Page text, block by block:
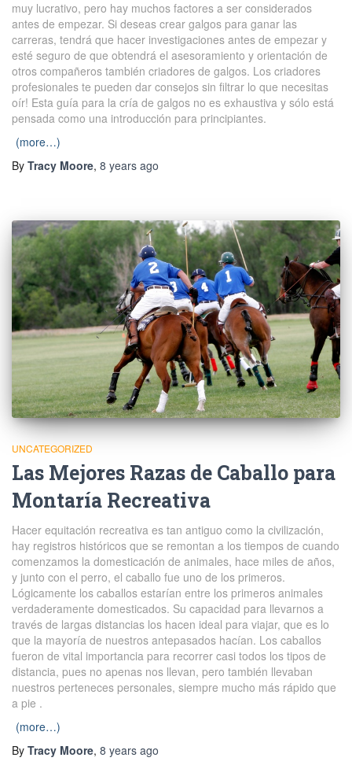
muy lucrativo, pero hay muchos factores a ser considerados
antes de empezar. Si deseas crear galgos para ganar las
carreras, tendrá que hacer investigaciones antes de empezar y
esté seguro de que obtendrá el asesoramiento y orientación de
otros compañeros también criadores de galgos. Los criadores
profesionales te pueden dar consejos sin filtrar lo que necesitas
oír! Esta guía para la cría de galgos no es exhaustiva y sólo está
pensada como una introducción para principiantes.
(more…)
By Tracy Moore, 8 years ago
UNCATEGORIZED
Las Mejores Razas de Caballo para
Montaría Recreativa
Hacer equitación recreativa es tan antiguo como la civilización,
hay registros históricos que se remontan a los tiempos de cuando
comenzamos la domesticación de animales, hace miles de años,
y junto con el perro, el caballo fue uno de los primeros.
Lógicamente los caballos estarían entre los primeros animales
verdaderamente domesticados. Su capacidad para llevarnos a
través de largas distancias los hacen ideal para viajar, que es lo
que la mayoría de nuestros antepasados hacían. Los caballos
fueron de vital importancia para recorrer casi todos los tipos de
distancia, pues no apenas nos llevan, pero también llevaban
nuestros perteneces personales, siempre mucho más rápido que
a pie .
(more…)
By Tracy Moore, 8 years ago